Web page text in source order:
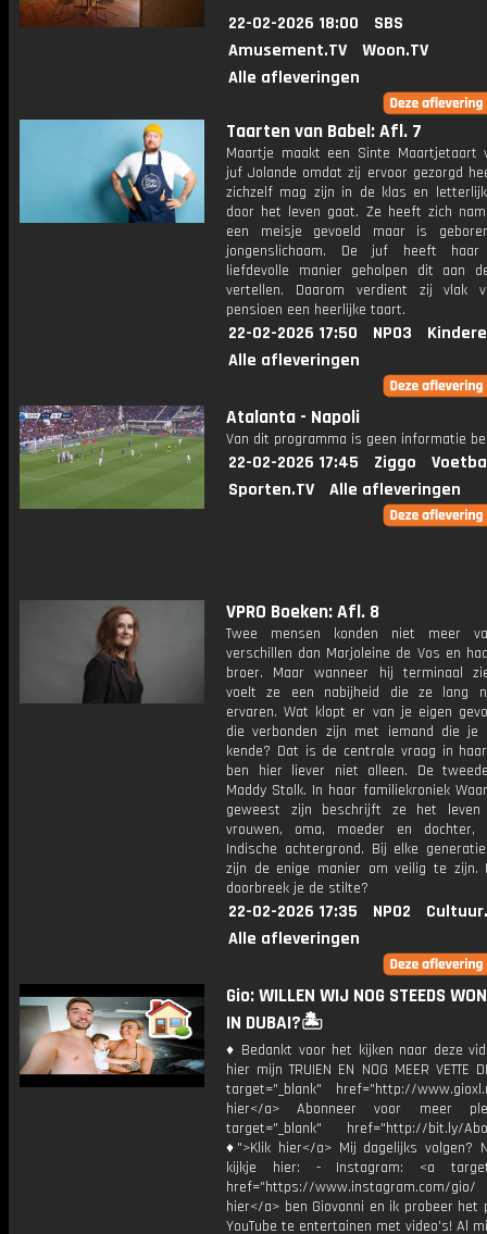
22-02-2026 18:00
SBS
Amusement.TV
Woon.TV
Alle afleveringen
Taarten van Babel: Afl. 7
Maartje maakt een Sinte Maartjetaart
juf Jolande omdat zij ervoor gezorgd
zichzelf mag zijn in de klas en
door het leven gaat. Ze heeft zich
een meisje gevoeld maar is
jongenslichaam. De juf heeft
liefdevolle manier geholpen dit aan
vertellen. Daarom verdient zij vlak
pensioen een heerlijke taart.
22-02-2026 17:50 NPO3
Alle afleveringen
Atalanta - Napoli
Van dit programma is geen informatie
22-02-2026 17:45 Ziggo
Sporten.TV
Alle afleveringen
VPRO Boeken: Afl. 8
Twee mensen konden niet meer
verschillen dan Marjoleine de Vos en
broer. Maar wanneer hij terminaal
voelt ze een nabijheid die ze lang
ervaren. Wat klopt er van je eigen
die verbonden zijn met iemand die je
kende? Dat is de centrale vraag in
ben hier liever niet alleen. De
Maddy Stolk. In haar familiekroniek
geweest zijn beschrijft ze het
vrouwen, oma, moeder en dochter,
Indische achtergrond. Bij elke
zijn de enige manier om veilig te zijn.
doorbreek je de stilte?
22-02-2026 17:35 NPO2
Alle afleveringen
Gio: WILLEN WIJ NOG STEEDS
IN DUBAI?🏝️
♦ Bedankt voor het kijken naar deze
hier mijn TRUIEN EN NOG MEER VETTE
target="_blank" href="http://
hier</a> Abonneer voor meer
target="_blank" href="http://bit.ly/
♦">Klik hier</a> Mij dagelijks volgen?
kijkje hier: - Instagram: <a
href="https://www.instagram.com/
hier</a> ben Giovanni en ik probeer het
YouTube te entertainen met video's! Al